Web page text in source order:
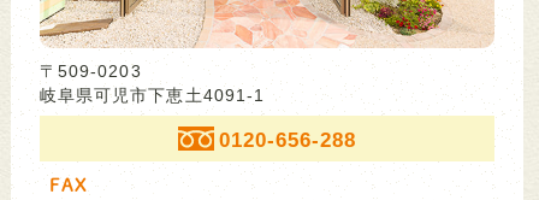
〒509-0203
岐阜県可児市下恵土4091-1
0120-656-288
FAX